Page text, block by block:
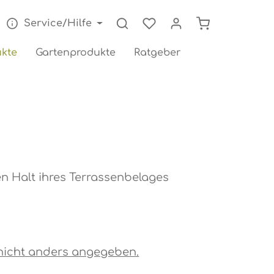
Service/Hilfe
Gartenprodukte Ratgeber
Halt ihres Terrassenbelages
anders angegeben.